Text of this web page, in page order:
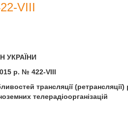
VIII
УКРАЇНИ
р. № 422-VIII
трансляції
телерадіоорганізацій